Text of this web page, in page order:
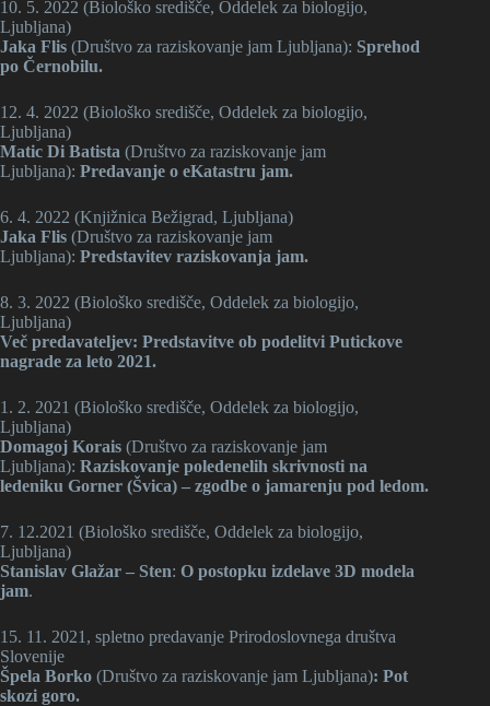
10. 5. 2022 (Biološko središče, Oddelek za biologijo,
Ljubljana)
Jaka Flis (Društvo za raziskovanje jam Ljubljana): Sprehod
po Černobilu.
12. 4. 2022 (Biološko središče, Oddelek za biologijo,
Ljubljana)
Matic Di Batista (Društvo za raziskovanje jam
Ljubljana): Predavanje o eKatastru jam.
6. 4. 2022 (Knjižnica Bežigrad, Ljubljana)
Jaka Flis (Društvo za raziskovanje jam
Ljubljana): Predstavitev raziskovanja jam.
8. 3. 2022 (Biološko središče, Oddelek za biologijo,
Ljubljana)
Več predavateljev: Predstavitve ob podelitvi Putickove
nagrade za leto 2021.
1. 2. 2021 (Biološko središče, Oddelek za biologijo,
Ljubljana)
Domagoj Korais (Društvo za raziskovanje jam
Ljubljana): Raziskovanje poledenelih skrivnosti na
ledeniku Gorner (Švica) – zgodbe o jamarenju pod ledom.
7. 12.2021 (Biološko središče, Oddelek za biologijo,
Ljubljana)
Stanislav Glažar – Sten: O postopku izdelave 3D modela
jam.
15. 11. 2021, spletno predavanje Prirodoslovnega društva
Slovenije
Špela Borko (Društvo za raziskovanje jam Ljubljana): Pot
skozi goro.